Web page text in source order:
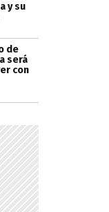
y su
de
será
con